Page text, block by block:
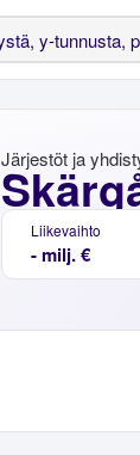
Järjestöt ja
Liikevaihto
- milj. €